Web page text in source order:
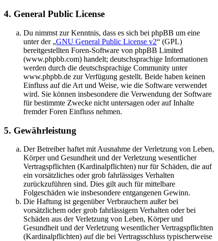
4. General Public License
Du nimmst zur Kenntnis, dass es sich bei phpBB um eine
unter der „GNU General Public License v2“ (GPL)
bereitgestellten Foren-Software von phpBB Limited
(www.phpbb.com) handelt; deutschsprachige Informationen
werden durch die deutschsprachige Community unter
www.phpbb.de zur Verfügung gestellt. Beide haben keinen
Einfluss auf die Art und Weise, wie die Software verwendet
wird. Sie können insbesondere die Verwendung der Software
für bestimmte Zwecke nicht untersagen oder auf Inhalte
fremder Foren Einfluss nehmen.
5. Gewährleistung
Der Betreiber haftet mit Ausnahme der Verletzung von Leben,
Körper und Gesundheit und der Verletzung wesentlicher
Vertragspflichten (Kardinalpflichten) nur für Schäden, die auf
ein vorsätzliches oder grob fahrlässiges Verhalten
zurückzuführen sind. Dies gilt auch für mittelbare
Folgeschäden wie insbesondere entgangenen Gewinn.
Die Haftung ist gegenüber Verbrauchern außer bei
vorsätzlichem oder grob fahrlässigem Verhalten oder bei
Schäden aus der Verletzung von Leben, Körper und
Gesundheit und der Verletzung wesentlicher Vertragspflichten
(Kardinalpflichten) auf die bei Vertragsschluss typischerweise